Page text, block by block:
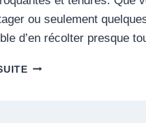
ou seulement
d’en récolter presque